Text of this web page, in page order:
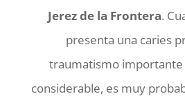
Jerez de la Frontera.
presenta una caries
traumatismo importante
considerable, es muy